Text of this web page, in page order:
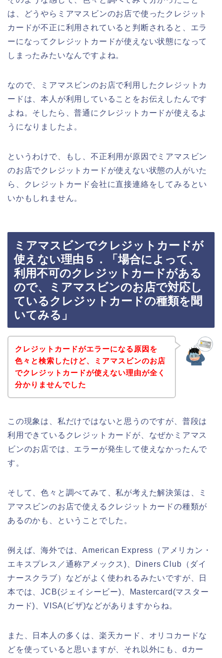
は、どうやらミアマスビンのお店で使ったクレジット
カードが不正に利用されていると判断されると、エラ
ーになってクレジットカードが使えない状態になって
しまったみたいなんですよね。
なので、ミアマスビンのお店で利用したクレジットカ
ードは、本人が利用していることをお伝えしたんです
よね。そしたら、普通にクレジットカードが使えるよ
うになりましたよ。
というわけで、もし、不正利用が原因でミアマスビン
のお店でクレジットカードが使えない状態の人がいた
ら、クレジットカード会社に直接連絡をしてみるとい
いかもしれません。
ミアマスビンでクレジットカードが
使えない理由５．「場合によって、
利用不可のクレジットカードがある
ので、ミアマスビンのお店で対応し
ているクレジットカードの種類を聞
いてみる」
クレジットカードがエラーになる原因を
色々と検索したけど、ミアマスビンのお店
でクレジットカードが使えない理由が全く
分かりませんでした
この現象は、私だけではないと思うのですが、普段は
利用できているクレジットカードが、なぜかミアマス
ビンのお店では、エラーが発生して使えなかったんで
す。
そして、色々と調べてみて、私が考えた解決策は、ミ
アマスビンのお店で使えるクレジットカードの種類が
あるのかも、ということでした。
例えば、海外では、American Express（アメリカン・
エキスプレス／通称アメックス)、Diners Club（ダイ
ナースクラブ）などがよく使われるみたいですが、日
本では、JCB(ジェイシービー)、Mastercard(マスター
カード)、VISA(ビザ)などがありますからね。
また、日本人の多くは、楽天カード、オリコカードな
どを使っていると思いますが、それ以外にも、dカー